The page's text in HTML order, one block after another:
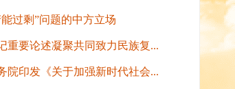
过剩”问题的中方立场
重要论述凝聚共同致力民族复...
院印发《关于加强新时代社会...